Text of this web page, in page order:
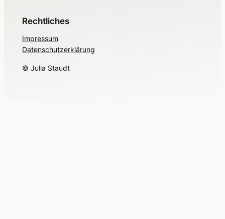
Rechtliches
Impressum
Datenschutzerklärung
© Julia Staudt